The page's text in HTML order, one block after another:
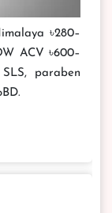
৳280–
ACV ৳600–
paraben